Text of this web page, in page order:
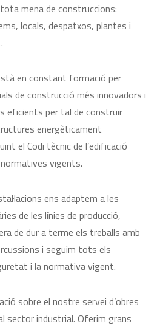
mena de construccions:
locals, despatxos, plantes i
en constant formació per
de construcció més innovadors i
eficients per tal de construir
energèticament
el Codi tècnic de l’edificació
vigents.
ens adaptem a les
de les línies de producció,
de dur a terme els treballs amb
i seguim tots els
i la normativa vigent.
sobre el nostre servei d’obres
sector industrial. Oferim grans